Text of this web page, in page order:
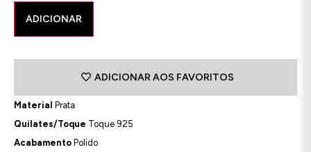
ADICIONAR
ADICIONAR AOS FAVORITOS
Material
Prata
Quilates/Toque Toque 925
Acabamento Polido